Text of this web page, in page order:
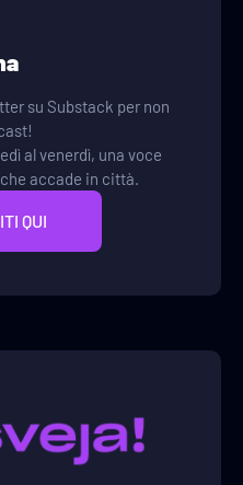
su Substack per non
al venerdì, una voce
accade in città.
QUI